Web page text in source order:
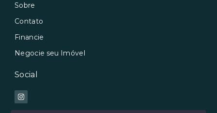
Sobre
Contato
Financie
Negocie seu Imóvel
Social